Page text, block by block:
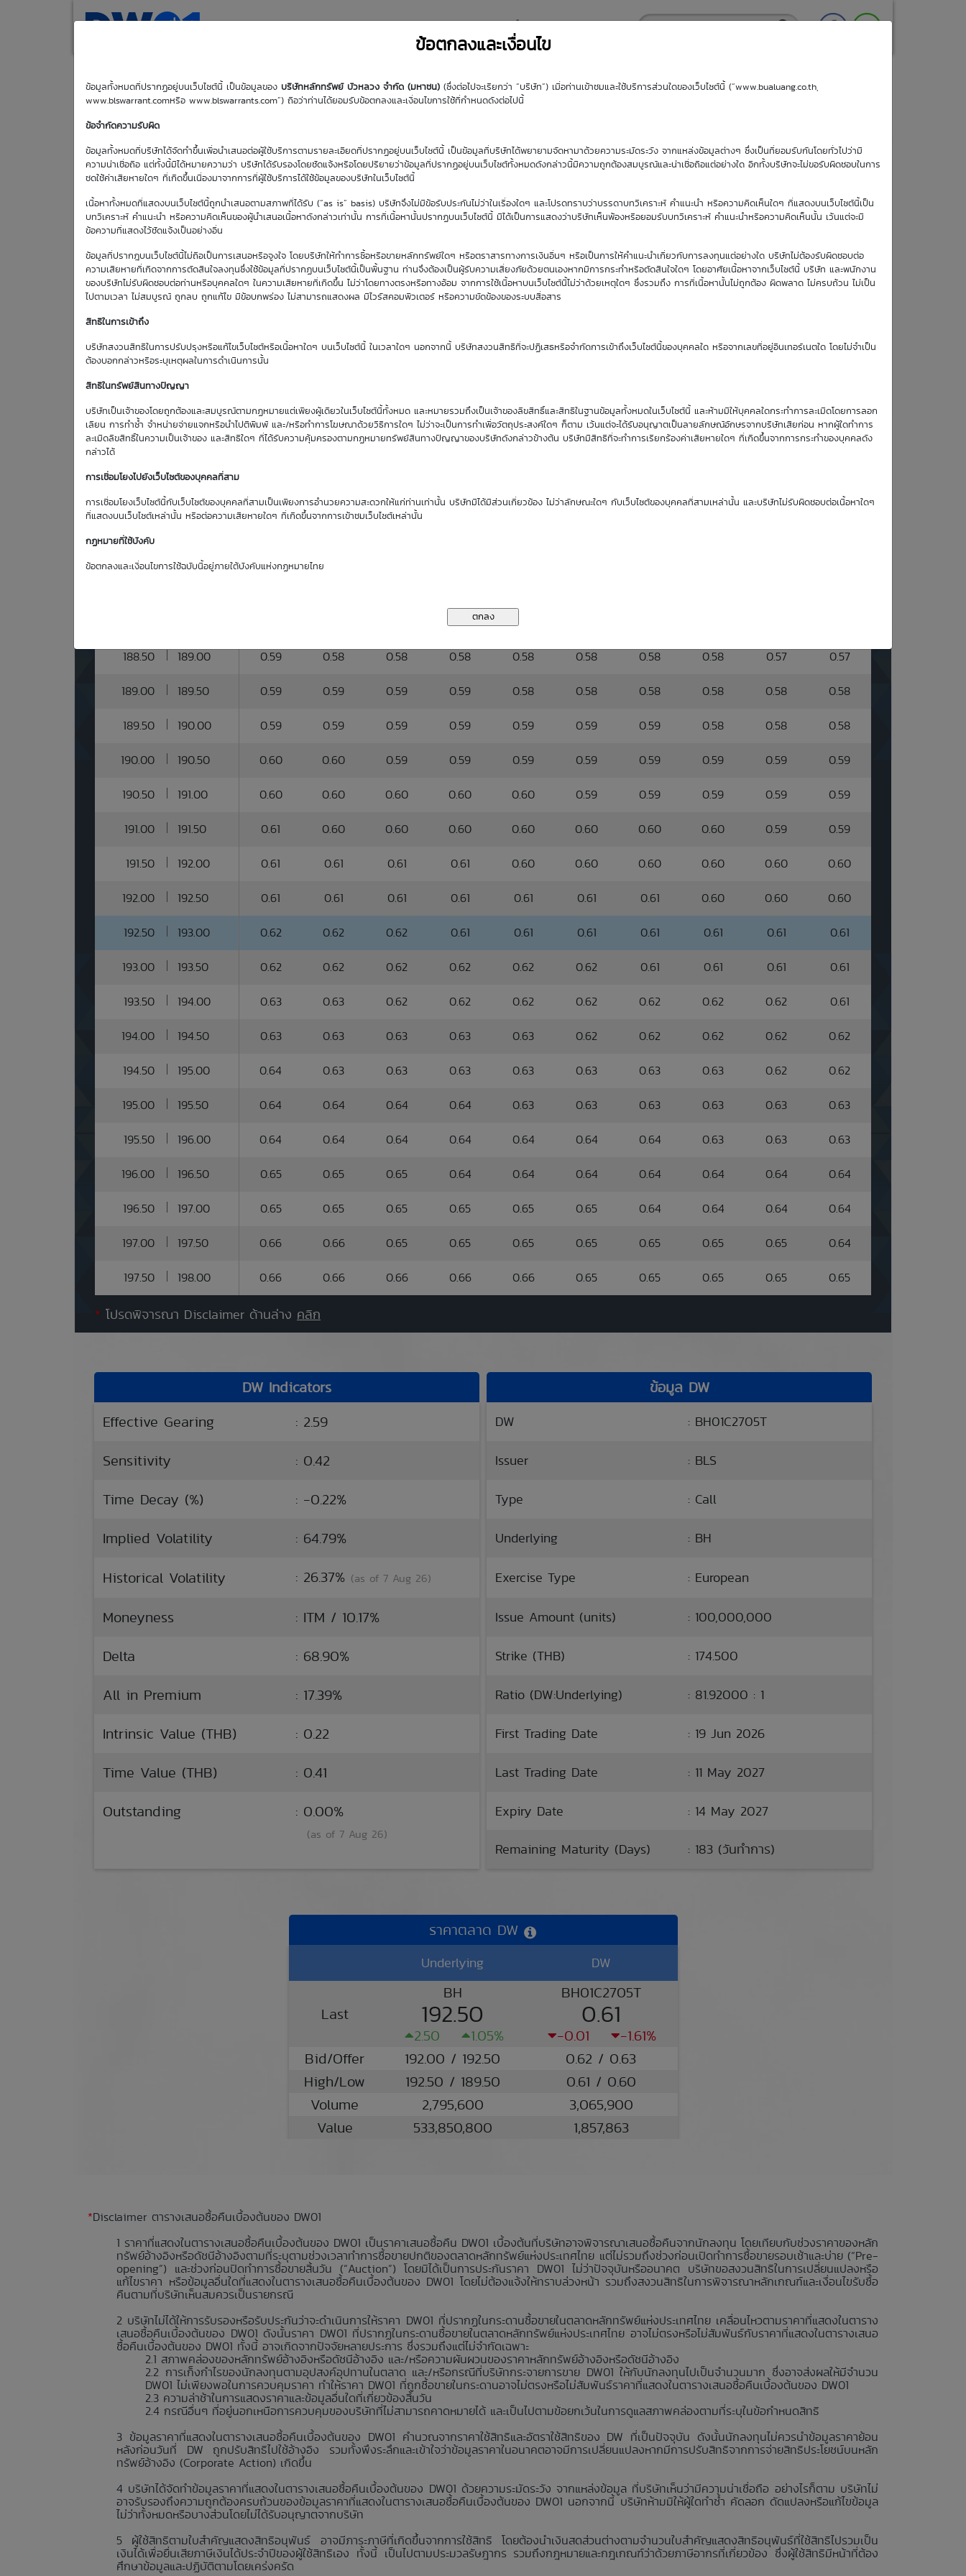
ข้อตกลงและเงื่อนไข
ข้อมูลทั้งหมดที่ปรากฏอยู่บนเว็บไซต์นี้ เป็นข้อมูลของ บริษัทหลักทรัพย์ บัวหลวง จำกัด (มหาชน) (ซึ่งต่อไปจะเรียกว่า “บริษัท”) เมื่อท่านเข้าชมและใช้บริการส่วนใดของเว็บไซต์นี้ (“www.bualuang.co.th,
www.blswarrant.comหรือ www.blswarrants.com”) ถือว่าท่านได้ยอมรับข้อตกลงและเงื่อนไขการใช้ที่กำหนดดังต่อไปนี้
ข้อจำกัดความรับผิด
ข้อมูลทั้งหมดที่บริษัทได้จัดทำขึ้นเพื่อนำเสนอต่อผู้ใช้บริการตามรายละเอียดที่ปรากฏอยู่บนเว็บไซต์นี้ เป็นข้อมูลที่บริษัทได้พยายามจัดหามาด้วยความระมัดระวัง จากแหล่งข้อมูลต่างๆ ซึ่งเป็นที่ยอมรับกันโดยทั่วไปว่ามี
ความน่าเชื่อถือ แต่ทั้งนี้มิได้หมายความว่า บริษัทได้รับรองโดยชัดแจ้งหรือโดยปริยายว่าข้อมูลที่ปรากฏอยู่บนเว็บไซต์ทั้งหมดดังกล่าวนี้มีความถูกต้องสมบูรณ์และน่าเชื่อถือแต่อย่างใด อีกทั้งบริษัทจะไม่ขอรับผิดชอบในการ
ชดใช้ค่าเสียหายใดๆ ที่เกิดขึ้นเนื่องมาจากการที่ผู้ใช้บริการได้ใช้ข้อมูลของบริษัทในเว็บไซต์นี้
เนื้อหาทั้งหมดที่แสดงบนเว็บไซต์นี้ถูกนำเสนอตามสภาพที่ได้รับ (“as is” basis) บริษัทจึงไม่มีข้อรับประกันไม่ว่าในเรื่องใดๆ และโปรดทราบว่าบรรดาบทวิเคราะห์ คำแนะนำ หรือความคิดเห็นใดๆ ที่แสดงบนเว็บไซต์นี้เป็น
บทวิเคราะห์ คำแนะนำ หรือความคิดเห็นของผู้นำเสนอเนื้อหาดังกล่าวเท่านั้น การที่เนื้อหานั้นปรากฏบนเว็บไซต์นี้ มิได้เป็นการแสดงว่าบริษัทเห็นพ้องหรือยอมรับบทวิเคราะห์ คำแนะนำหรือความคิดเห็นนั้น เว้นแต่จะมี
ข้อความที่แสดงไว้ชัดแจ้งเป็นอย่างอื่น
ข้อมูลที่ปรากฎบนเว็บไซต์นี้ไม่ถือเป็นการเสนอหรือจูงใจ โดยบริษัทให้ทำการซื้อหรือขายหลักทรัพย์ใดๆ หรือตราสารทางการเงินอื่นๆ หรือเป็นการให้คำแนะนำเกี่ยวกับการลงทุนแต่อย่างใด บริษัทไม่ต้องรับผิดชอบต่อ
ความเสียหายที่เกิดจากการตัดสินใจลงทุนซึ่งใช้ข้อมูลที่ปรากฏบนเว็บไซต์นี้เป็นพื้นฐาน ท่านจึงต้องเป็นผู้รับความเสี่ยงภัยด้วยตนเองหากมีการกระทำหรือตัดสินใจใดๆ โดยอาศัยเนื้อหาจากเว็บไซต์นี้ บริษัท และพนักงาน
ของบริษัทไม่รับผิดชอบต่อท่านหรือบุคคลใดๆ ในความเสียหายที่เกิดขึ้น ไม่ว่าโดยทางตรงหรือทางอ้อม จากการใช้เนื้อหาบนเว็บไซต์นี้ไม่ว่าด้วยเหตุใดๆ ซึ่งรวมถึง การที่เนื้อหานั้นไม่ถูกต้อง ผิดพลาด ไม่ครบถ้วน ไม่เป็น
ไปตามเวลา ไม่สมบูรณ์ ถูกลบ ถูกแก้ไข มีข้อบกพร่อง ไม่สามารถแสดงผล มีไวรัสคอมพิวเตอร์ หรือความขัดข้องของระบบสื่อสาร
สิทธิในการเข้าถึง
บริษัทสงวนสิทธิในการปรับปรุงหรือแก้ไขเว็บไซต์หรือเนื้อหาใดๆ บนเว็บไซต์นี้ ในเวลาใดๆ นอกจากนี้ บริษัทสงวนสิทธิที่จะปฏิเสธหรือจำกัดการเข้าถึงเว็บไซต์นี้ของบุคคลใด หรือจากเลขที่อยู่อินเทอร์เนตใด โดยไม่จำเป็น
ต้องบอกกล่าวหรือระบุเหตุผลในการดำเนินการนั้น
สิทธิในทรัพย์สินทางปัญญา
บริษัทเป็นเจ้าของโดยถูกต้องและสมบูรณ์ตามกฏหมายแต่เพียงผู้เดียวในเว็บไซต์นี้ทั้งหมด และหมายรวมถึงเป็นเจ้าของลิขสิทธิ์และสิทธิในฐานข้อมูลทั้งหมดในเว็บไซต์นี้ และห้ามมิให้บุคคลใดกระทำการละเมิดโดยการลอก
เลียน การทำซ้ำ จำหน่ายจ่ายแจกหรือนำไปตีพิมพ์ และ/หรือทำการโฆษณาด้วยวิธีการใดๆ ไม่ว่าจะเป็นการทำเพื่อวัตถุประสงค์ใดๆ ก็ตาม เว้นแต่จะได้รับอนุญาตเป็นลายลักษณ์อักษรจากบริษัทเสียก่อน หากผู้ใดทำการ
ละเมิดลิขสิทธิ์ในความเป็นเจ้าของ และสิทธิใดๆ ที่ได้รับความคุ้มครองตามกฏหมายทรัพย์สินทางปัญญาของบริษัทดังกล่าวข้างต้น บริษัทมีสิทธิที่จะทำการเรียกร้องค่าเสียหายใดๆ ที่เกิดขึ้นจากการกระทำของบุคคลดัง
กล่าวได้
การเชื่อมโยงไปยังเว็บไซต์ของบุคคลที่สาม
การเชื่อมโยงเว็บไซต์นี้กับเว็บไซต์ของบุคคลที่สามเป็นเพียงการอำนวยความสะดวกให้แก่ท่านเท่านั้น บริษัทมิได้มีส่วนเกี่ยวข้อง ไม่ว่าลักษณะใดๆ กับเว็บไซต์ของบุคคลที่สามเหล่านั้น และบริษัทไม่รับผิดชอบต่อเนื้อหาใดๆ
ที่แสดงบนเว็บไซต์เหล่านั้น หรือต่อความเสียหายใดๆ ที่เกิดขึ้นจากการเข้าชมเว็บไซต์เหล่านั้น
กฏหมายที่ใช้บังคับ
ข้อตกลงและเงื่อนไขการใช้ฉบับนี้อยู่ภายใต้บังคับแห่งกฏหมายไทย
Home(current)
Search My DW Highlight DW มุมความรู้ DW Search
BH01C2705T
แรก
19 มิ.ย. 2569
วันซื้อขายปัจจุบัน
8 ส.ค. 2569
สุดท้าย
11 พ.ค. 2570
2.59 -0.22 % 183
ตารางเสนอซื้อคืนเบื้องต้นของ DW01*
ราคาเสนอซื้อคืนเบื้องต้นของ BH01C2705T
BH
Bid | Offer
0.58 0.58
188.50 189.00 0.59 0.58 0.58 0.58 0.58 0.58 0.58 0.58 0.57 0.57
189.00 189.50 0.59 0.59 0.59 0.59 0.58 0.58 0.58 0.58 0.58 0.58
189.50 190.00 0.59 0.59 0.59 0.59 0.59 0.59 0.59 0.58 0.58 0.58
190.00 190.50 0.60 0.60 0.59 0.59 0.59 0.59 0.59 0.59 0.59 0.59
190.50 191.00 0.60 0.60 0.60 0.60 0.60 0.59 0.59 0.59 0.59 0.59
191.00 191.50 0.61 0.60 0.60 0.60 0.60 0.60 0.60 0.60 0.59 0.59
191.50 192.00 0.61 0.61 0.61 0.61 0.60 0.60 0.60 0.60 0.60 0.60
192.00 192.50 0.61 0.61 0.61 0.61 0.61 0.61 0.61 0.60 0.60 0.60
192.50 193.00 0.62 0.62 0.62 0.61 0.61 0.61 0.61 0.61 0.61 0.61
193.00 193.50 0.62 0.62 0.62 0.62 0.62 0.62 0.61 0.61 0.61 0.61
193.50 194.00 0.63 0.63 0.62 0.62 0.62 0.62 0.62 0.62 0.62 0.61
194.00 194.50 0.63 0.63 0.63 0.63 0.63 0.62 0.62 0.62 0.62 0.62
194.50 195.00 0.64 0.63 0.63 0.63 0.63 0.63 0.63 0.63 0.62 0.62
195.00 195.50 0.64 0.64 0.64 0.64 0.63 0.63 0.63 0.63 0.63 0.63
195.50 196.00 0.64 0.64 0.64 0.64 0.64 0.64 0.64 0.63 0.63 0.63
196.00 196.50 0.65 0.65 0.65 0.64 0.64 0.64 0.64 0.64 0.64 0.64
196.50 197.00 0.65 0.65 0.65 0.65 0.65 0.65 0.64 0.64 0.64 0.64
197.00 197.50 0.66 0.66 0.65 0.65 0.65 0.65 0.65 0.65 0.65 0.64
197.50 198.00 0.66 0.66 0.66 0.66 0.66 0.65 0.65 0.65 0.65 0.65
* โปรดพิจารณา Disclaimer ด้านล่าง คลิก
DW Indicators
Effective Gearing
: 2.59
Sensitivity
: 0.42
Time Decay (%)
: -0.22%
Implied Volatility
: 64.79%
Historical Volatility
: 26.37% (as of 7 Aug 26)
Moneyness
: ITM / 10.17%
Delta
: 68.90%
All in Premium
: 17.39%
Intrinsic Value (THB)
: 0.22
Time Value (THB)
: 0.41
Outstanding
: 0.00%
(as of 7 Aug 26)
ข้อมูล DW
DW : BH01C2705T
Issuer : BLS
Type : Call
Underlying : BH
Exercise Type : European
Issue Amount (units) : 100,000,000
Strike (THB) : 174.500
Ratio (DW:Underlying) : 81.92000 : 1
First Trading Date : 19 Jun 2026
Last Trading Date : 11 May 2027
Expiry Date : 14 May 2027
Remaining Maturity (Days) : 183 (วันทำการ)
ราคาตลาด DW
Underlying DW
Last
BH
192.50
2.50 1.05%
BH01C2705T
0.61
-0.01
-1.61%
Bid/Offer
192.00 / 192.50
0.62 / 0.63
High/Low
192.50 / 189.50
0.61 / 0.60
Volume
2,795,600
3,065,900
Value
533,850,800 1,857,863
*Disclaimer ตารางเสนอซื้อคืนเบื้องต้นของ DW01
ราคาที่แสดงในตารางเสนอซื้อคืนเบื้องต้นของ DW01 เป็นราคาเสนอซื้อคืน DW01 เบื้องต้นที่บริษัทอาจพิจารณาเสนอซื้อคืนจากนักลงทุน โดยเทียบกับช่วงราคาของหลัก
ทรัพย์อ้างอิงหรือดัชนีอ้างอิงตามที่ระบุตามช่วงเวลาทำการซื้อขายปกติของตลาดหลักทรัพย์แห่งประเทศไทย แต่ไม่รวมถึงช่วงก่อนเปิดทำการซื้อขายรอบเช้าและบ่าย (“Pre-
opening”) และช่วงก่อนปิดทำการซื้อขายสิ้นวัน (“Auction”) โดยมิได้เป็นการประกันราคา DW01 ไม่ว่าปัจจุบันหรืออนาคต บริษัทขอสงวนสิทธิในการเปลี่ยนแปลงหรือ
แก้ไขราคา หรือข้อมูลอื่นใดที่แสดงในตารางเสนอซื้อคืนเบื้องต้นของ DW01 โดยไม่ต้องแจ้งให้ทราบล่วงหน้า รวมถึงสงวนสิทธิในการพิจารณาหลักเกณฑ์และเงื่อนไขรับซื้อ
คืนตามที่บริษัทเห็นสมควรเป็นรายกรณี
บริษัทไม่ได้ให้การรับรองหรือรับประกันว่าจะดำเนินการให้ราคา DW01 ที่ปรากฏในกระดานซื้อขายในตลาดหลักทรัพย์แห่งประเทศไทย เคลื่อนไหวตามราคาที่แสดงในตาราง
เสนอซื้อคืนเบื้องต้นของ DW01 ดังนั้นราคา DW01 ที่ปรากฏในกระดานซื้อขายในตลาดหลักทรัพย์แห่งประเทศไทย อาจไม่ตรงหรือไม่สัมพันธ์กับราคาที่แสดงในตารางเสนอ
ซื้อคืนเบื้องต้นของ DW01 ทั้งนี้ อาจเกิดจากปัจจัยหลายประการ ซึ่งรวมถึงแต่ไม่จำกัดเฉพาะ
สภาพคล่องของหลักทรัพย์อ้างอิงหรือดัชนีอ้างอิง และ/หรือความผันผวนของราคาหลักทรัพย์อ้างอิงหรือดัชนีอ้างอิง
การเก็งกำไรของนักลงทุนตามอุปสงค์อุปทานในตลาด และ/หรือกรณีที่บริษัทกระจายการขาย DW01 ให้กับนักลงทุนไปเป็นจำนวนมาก ซึ่งอาจส่งผลให้มีจำนวน
DW01 ไม่เพียงพอในการควบคุมราคา ทำให้ราคา DW01 ที่ถูกซื้อขายในกระดานอาจไม่ตรงหรือไม่สัมพันธ์ราคาที่แสดงในตารางเสนอซื้อคืนเบื้องต้นของ DW01
ความล่าช้าในการแสดงราคาและข้อมูลอื่นใดที่เกี่ยวข้องสิ้นวัน
กรณีอื่นๆ ที่อยู่นอกเหนือการควบคุมของบริษัทที่ไม่สามารถคาดหมายได้ และเป็นไปตามข้อยกเว้นในการดูแลสภาพคล่องตามที่ระบุในข้อกำหนดสิทธิ
ข้อมูลราคาที่แสดงในตารางเสนอซื้อคืนเบื้องต้นของ DW01 คำนวณจากราคาใช้สิทธิและอัตราใช้สิทธิของ DW ที่เป็นปัจจุบัน ดังนั้นนักลงทุนไม่ควรนำข้อมูลราคาย้อน
หลังก่อนวันที่ DW ถูกปรับสิทธิไปใช้อ้างอิง รวมทั้งพึงระลึกและเข้าใจว่าข้อมูลราคาในอนาคตอาจมีการเปลี่ยนแปลงหากมีการปรับสิทธิจากการจ่ายสิทธิประโยชน์บนหลัก
ทรัพย์อ้างอิง (Corporate Action) เกิดขึ้น
บริษัทได้จัดทำข้อมูลราคาที่แสดงในตารางเสนอซื้อคืนเบื้องต้นของ DW01 ด้วยความระมัดระวัง จากแหล่งข้อมูล ที่บริษัทเห็นว่ามีความน่าเชื่อถือ อย่างไรก็ตาม บริษัทไม่
อาจรับรองถึงความถูกต้องครบถ้วนของข้อมูลราคาที่แสดงในตารางเสนอซื้อคืนเบื้องต้นของ DW01 นอกจากนี้ บริษัทห้ามมิให้ผู้ใดทำซ้ำ คัดลอก ดัดแปลงหรือแก้ไขข้อมูล
ไม่ว่าทั้งหมดหรือบางส่วนโดยไม่ได้รับอนุญาตจากบริษัท
ผู้ใช้สิทธิตามใบสำคัญแสดงสิทธิอนุพันธ์ อาจมีภาระภาษีที่เกิดขึ้นจากการใช้สิทธิ โดยต้องนำเงินสดส่วนต่างตามจำนวนใบสำคัญแสดงสิทธิอนุพันธ์ที่ใช้สิทธิไปรวมเป็น
เงินได้เพื่อยื่นเสียภาษีเงินได้ประจำปีของผู้ใช้สิทธิเอง ทั้งนี้ เป็นไปตามประมวลรัษฎากร รวมถึงกฎหมายและกฎเกณฑ์ว่าด้วยภาษีอากรที่เกี่ยวข้อง ซึ่งผู้ใช้สิทธิมีหน้าที่ต้อง
ศึกษาข้อมูลและปฏิบัติตามโดยเคร่งครัด